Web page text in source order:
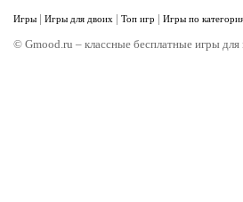
Игры | Игры для двоих | Топ игр | Игры по
© Gmood.ru – классные бесплатные игры